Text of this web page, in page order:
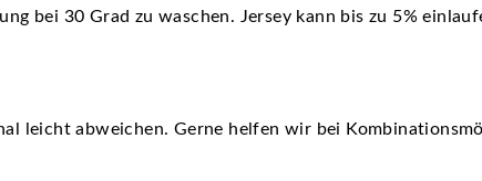
bei 30 Grad zu waschen. Jersey kann bis zu 5%
leicht abweichen. Gerne helfen wir bei